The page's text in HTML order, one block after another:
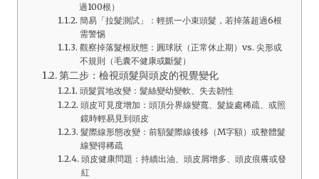
過100根）
簡易「拉髮測試」：輕抓一小束頭髮，若掉落超過6根
需警惕
觀察掉落髮根狀態：圓球狀（正常休止期）vs. 尖形或
不規則（毛囊不健康或斷髮）
第二步：檢視頭髮與頭皮的視覺變化
頭髮質地改變：髮絲變幼變軟、失去韌性
頭皮可見度增加：頭頂分界線變寬、髮旋處稀疏、或照
鏡時輕易見到頭皮
髮際線形態改變：前額髮際線後移（M字額）或整體髮
線變得稀疏
頭皮健康問題：持續出油、頭皮屑增多、頭皮痕癢或發
紅